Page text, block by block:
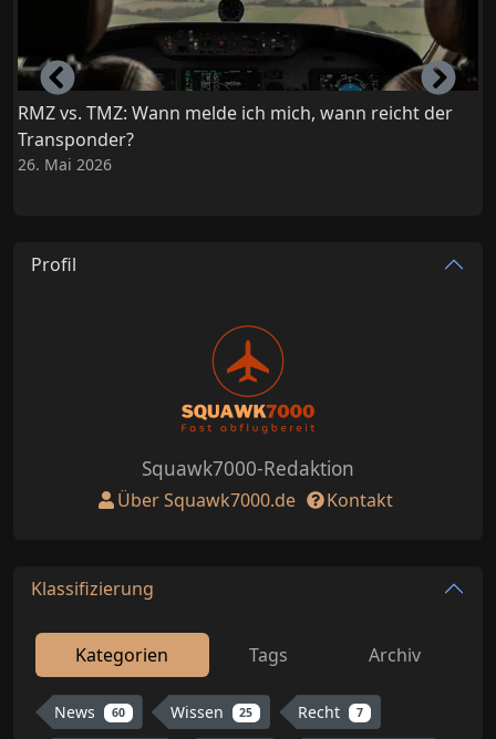
RMZ vs. TMZ: Wann melde ich mich, wann reicht der
Transponder?
26. Mai 2026
Left
Profil
Squawk7000-Redaktion
Über Squawk7000.de Kontakt
Klassifizierung
Kategorien Tags Archiv
News 60 Wissen 25 Recht 7